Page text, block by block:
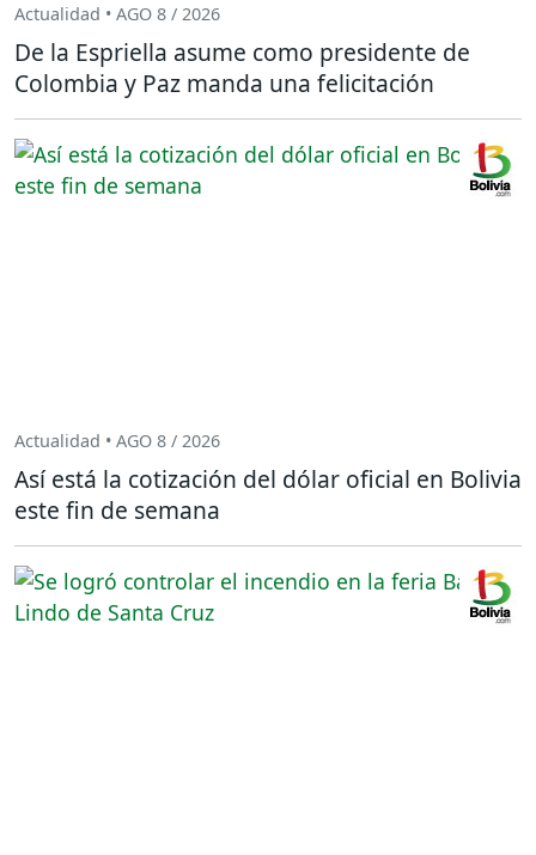
Actualidad • AGO 8 / 2026
De la Espriella asume como presidente de
Colombia y Paz manda una felicitación
Actualidad • AGO 8 / 2026
Así está la cotización del dólar oficial en Bolivia
este fin de semana